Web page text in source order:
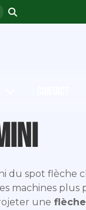
du spot flèche
machines plus
une